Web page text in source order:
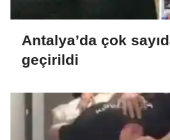
Antalya’da çok
geçirildi